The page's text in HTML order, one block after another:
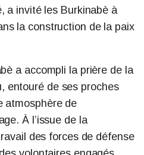
a invité les Burkinabè à
la construction de la paix
a accompli la prière de la
entouré de ses proches
atmosphère de
À l’issue de la
des forces de défense